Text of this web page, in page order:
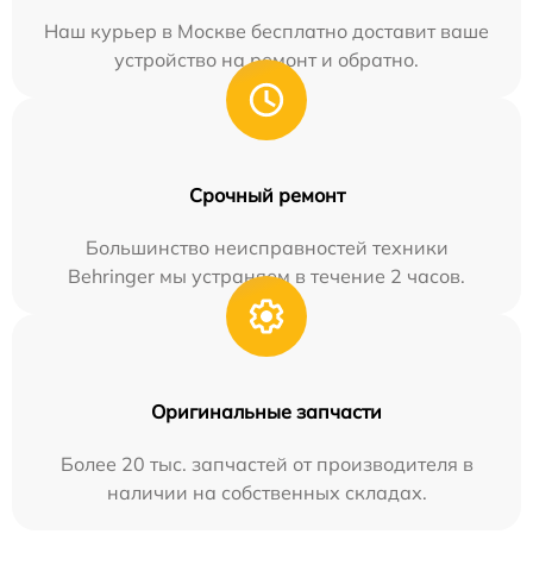
Наш курьер в Москве бесплатно доставит ваше
устройство на ремонт и обратно.
Срочный ремонт
Большинство неисправностей техники
Behringer мы устраняем в течение 2 часов.
Оригинальные запчасти
Более 20 тыс. запчастей от производителя в
наличии на собственных складах.